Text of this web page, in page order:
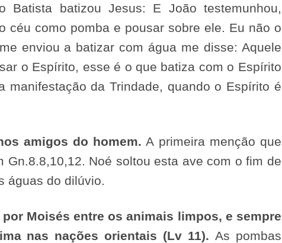
Batista batizou Jesus: E João testemunhou,
céu como pomba e pousar sobre ele. Eu não o
enviou a batizar com água me disse: Aquele
o Espírito, esse é o que batiza com o Espírito
manifestação da Trindade, quando o Espírito é
amigos do homem. A primeira menção que
Gn.8.8,10,12. Noé soltou esta ave com o fim de
águas do dilúvio.
Moisés entre os animais limpos, e sempre
nas nações orientais (Lv 11). As pombas